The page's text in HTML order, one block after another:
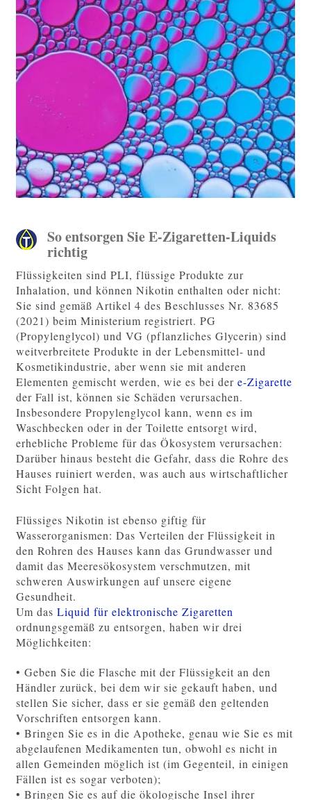
So entsorgen Sie E-Zigaretten-Liquids
richtig
Flüssigkeiten sind PLI, flüssige Produkte zur
Inhalation, und können Nikotin enthalten oder nicht:
Sie sind gemäß Artikel 4 des Beschlusses Nr. 83685
(2021) beim Ministerium registriert. PG
(Propylenglycol) und VG (pflanzliches Glycerin) sind
weitverbreitete Produkte in der Lebensmittel- und
Kosmetikindustrie, aber wenn sie mit anderen
Elementen gemischt werden, wie es bei der e-Zigarette
der Fall ist, können sie Schäden verursachen.
Insbesondere Propylenglycol kann, wenn es im
Waschbecken oder in der Toilette entsorgt wird,
erhebliche Probleme für das Ökosystem verursachen:
Darüber hinaus besteht die Gefahr, dass die Rohre des
Hauses ruiniert werden, was auch aus wirtschaftlicher
Sicht Folgen hat.
Flüssiges Nikotin ist ebenso giftig für
Wasserorganismen: Das Verteilen der Flüssigkeit in
den Rohren des Hauses kann das Grundwasser und
damit das Meeresökosystem verschmutzen, mit
schweren Auswirkungen auf unsere eigene
Gesundheit.
Um das Liquid für elektronische Zigaretten
ordnungsgemäß zu entsorgen, haben wir drei
Möglichkeiten:
• Geben Sie die Flasche mit der Flüssigkeit an den
Händler zurück, bei dem wir sie gekauft haben, und
stellen Sie sicher, dass er sie gemäß den geltenden
Vorschriften entsorgen kann.
• Bringen Sie es in die Apotheke, genau wie Sie es mit
abgelaufenen Medikamenten tun, obwohl es nicht in
allen Gemeinden möglich ist (im Gegenteil, in einigen
Fällen ist es sogar verboten);
• Bringen Sie es auf die ökologische Insel ihrer